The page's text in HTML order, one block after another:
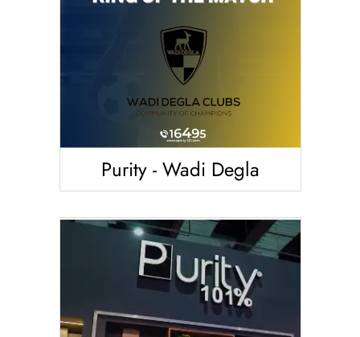
Purity - Wadi Degla